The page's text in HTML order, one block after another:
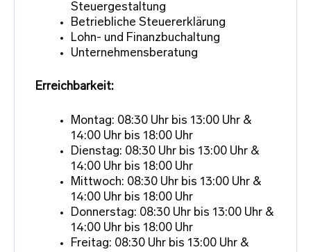
Steuergestaltung
Betriebliche Steuererklärung
Lohn- und Finanzbuchaltung
Unternehmensberatung
Erreichbarkeit:
Montag: 08:30 Uhr bis 13:00 Uhr &
14:00 Uhr bis 18:00 Uhr
Dienstag: 08:30 Uhr bis 13:00 Uhr &
14:00 Uhr bis 18:00 Uhr
Mittwoch: 08:30 Uhr bis 13:00 Uhr &
14:00 Uhr bis 18:00 Uhr
Donnerstag: 08:30 Uhr bis 13:00 Uhr &
14:00 Uhr bis 18:00 Uhr
Freitag: 08:30 Uhr bis 13:00 Uhr &